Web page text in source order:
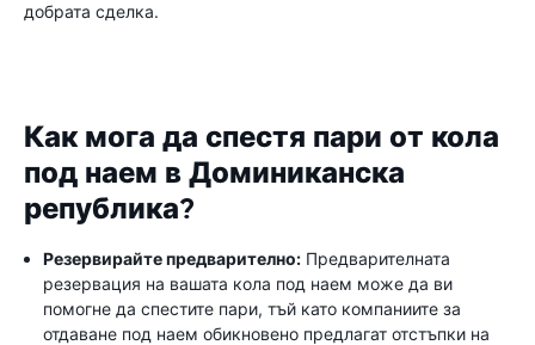
добрата сделка.
Как мога да спестя пари от кола
под наем в Доминиканска
република?
Резервирайте предварително: Предварителната
резервация на вашата кола под наем може да ви
помогне да спестите пари, тъй като компаниите за
отдаване под наем обикновено предлагат отстъпки на